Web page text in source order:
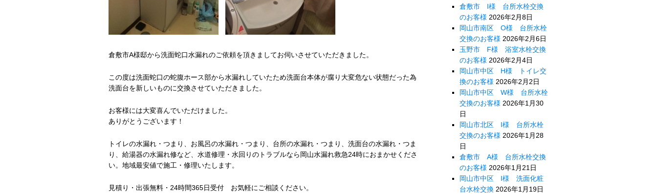
倉敷市A様邸から洗面蛇口水漏れのご依頼を頂きましてお伺いさせていただきました。
この度は洗面蛇口の蛇腹ホース部から水漏れしていたため洗面台本体が腐り大変危ない状態だった為
洗面台を新しいものに交換させていただきました。
お客様には大変喜んでいただけました。
ありがとうございます！
トイレの水漏れ・つまり、お風呂の水漏れ・つまり、台所の水漏れ・つまり、洗面台の水漏れ・つま
り、給湯器の水漏れ修など、水道修理・水回りのトラブルなら岡山水漏れ救急24時におまかせくださ
い。地域最安値で施工・修理いたします。
見積り・出張無料・24時間365日受付 お気軽にご相談ください。
倉敷市 I様 台所水栓交換
のお客様 2026年2月8日
岡山市南区 O様 台所水栓
交換のお客様 2026年2月6日
玉野市 F様 浴室水栓交換
のお客様 2026年2月4日
岡山市中区 H様 トイレ交
換のお客様 2026年2月2日
岡山市中区 W様 台所水栓
交換のお客様 2026年1月30
日
岡山市北区 I様 台所水栓
交換のお客様 2026年1月28
日
倉敷市 A様 台所水栓交換
のお客様 2026年1月21日
岡山市中区 I様 洗面化粧
台水栓交換 2026年1月19日